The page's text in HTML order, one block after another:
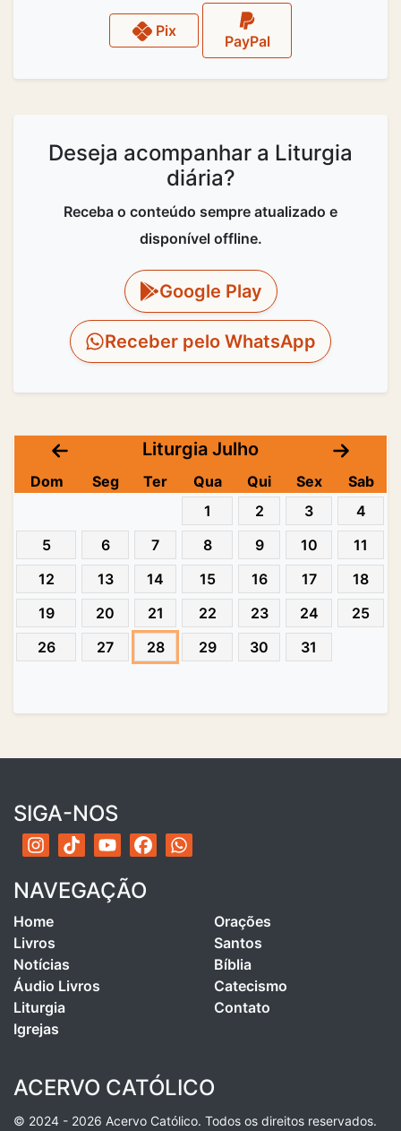
Pix
PayPal
Deseja acompanhar a Liturgia
diária?
Receba o conteúdo sempre atualizado e
disponível offline.
Google Play
Receber pelo WhatsApp
Liturgia Julho
Dom Seg Ter Qua Qui Sex
Sab
1
2 3
4
5
6 7 8 9 10
11
12
13 14 15 16 17
18
19
20 21 22 23 24
25
26
27 28 29 30 31
SIGA-NOS
NAVEGAÇÃO
Home
Livros
Notícias
Áudio Livros
Liturgia
Igrejas
Orações
Santos
Bíblia
Catecismo
Contato
ACERVO CATÓLICO
© 2024 - 2026 Acervo Católico. Todos os direitos reservados.